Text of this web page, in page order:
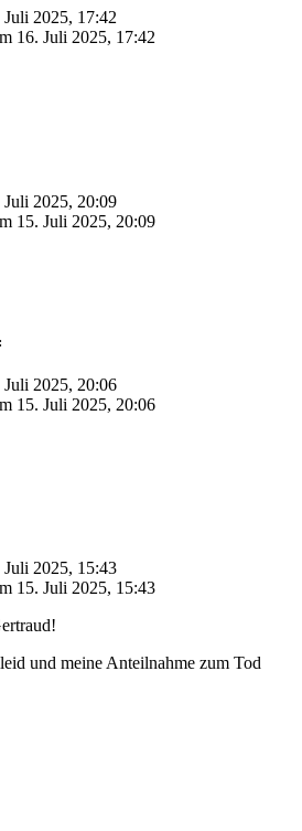
Juli 2025, 17:42
16. Juli 2025, 17:42
Juli 2025, 20:09
15. Juli 2025, 20:09
Juli 2025, 20:06
15. Juli 2025, 20:06
Juli 2025, 15:43
15. Juli 2025, 15:43
und meine Anteilnahme zum Tod